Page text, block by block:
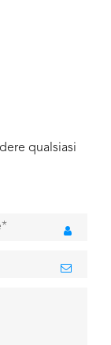
qualsiasi